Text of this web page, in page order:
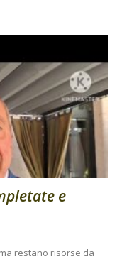
e
restano risorse da